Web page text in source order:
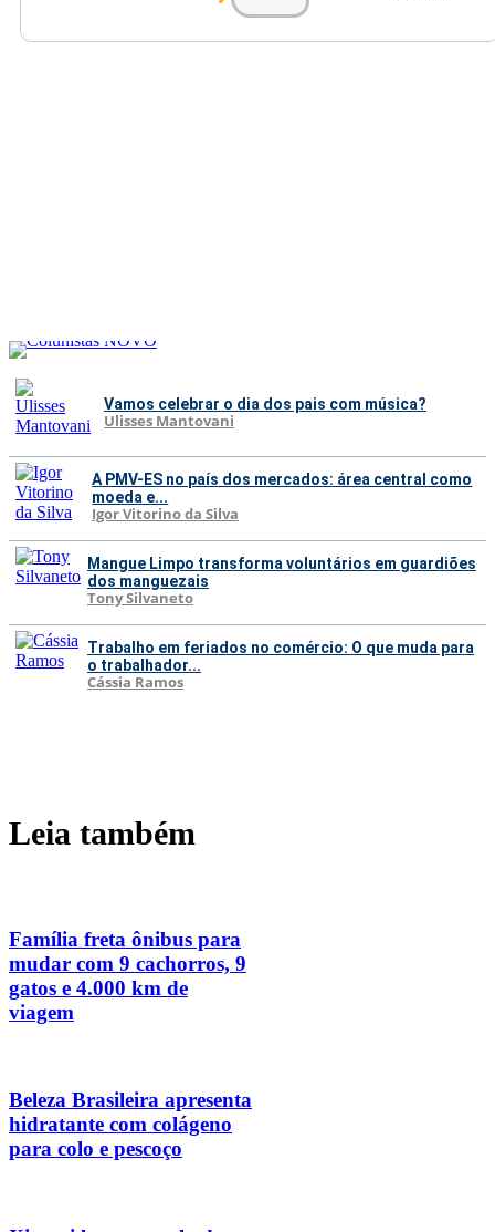
Vamos celebrar o dia dos pais com música?
Ulisses Mantovani
A PMV-ES no país dos mercados: área central como
moeda e...
Igor Vitorino da Silva
Mangue Limpo transforma voluntários em guardiões
dos manguezais
Tony Silvaneto
Trabalho em feriados no comércio: O que muda para
o trabalhador...
Cássia Ramos
Leia também
Família freta ônibus para
mudar com 9 cachorros, 9
gatos e 4.000 km de
viagem
Beleza Brasileira apresenta
hidratante com colágeno
para colo e pescoço